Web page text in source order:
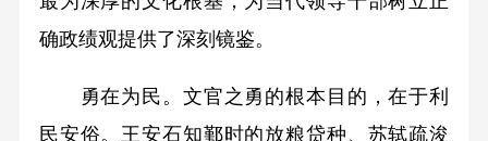
确政绩观提供了深刻镜鉴。
勇在为民。文官之勇的根本目的，在于利
民安俗。王安石知鄞时的放粮贷种、苏轼疏浚